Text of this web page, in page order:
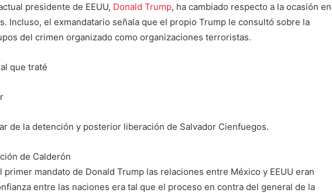
presidente de EEUU, Donald Trump, ha cambiado respecto a la ocasión en
Incluso, el exmandatario señala que el propio Trump le consultó sobre la
del crimen organizado como organizaciones terroristas.
que traté
de la detención y posterior liberación de Salvador Cienfuegos.
de Calderón
primer mandato de Donald Trump las relaciones entre México y EEUU eran
entre las naciones era tal que el proceso en contra del general de la